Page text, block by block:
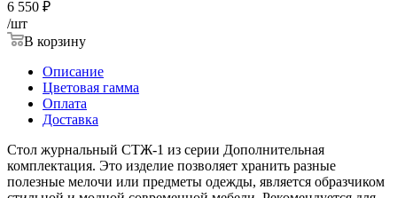
6 550 ₽
/шт
В корзину
Описание
Цветовая гамма
Оплата
Доставка
Стол журнальный СТЖ-1 из серии Дополнительная
комплектация. Это изделие позволяет хранить разные
полезные мелочи или предметы одежды, является образчиком